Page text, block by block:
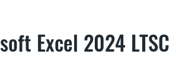
Excel 2024 LTSC